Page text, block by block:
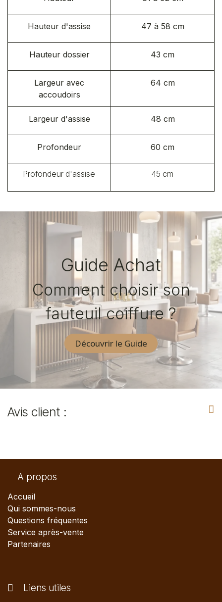
Hauteur d'assise 47 à 58 cm
Hauteur dossier 43 cm
Largeur avec
accoudoirs
64 cm
Largeur d'assise 48 cm
Profondeur 60 cm
Profondeur d'assise 45 cm
Guide Achat
Comment choisir son
fauteuil coiffure ?
Découvrir le Guide
Avis client :
A propos
Accueil
Qui sommes-nous
Questions fréquentes
Service après-vente
Partenaires
Liens utiles